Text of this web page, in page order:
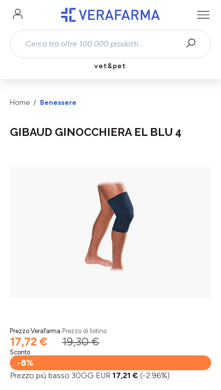
Passa al contenuto principale
vet&pet
Home Benessere
GIBAUD GINOCCHIERA EL BLU 4
Prezzo Verafarma
17,72 €
Prezzo di listino
19,30 €
Sconto
-8%
Prezzo più basso 30GG EUR 17,21 € (-2.96%)